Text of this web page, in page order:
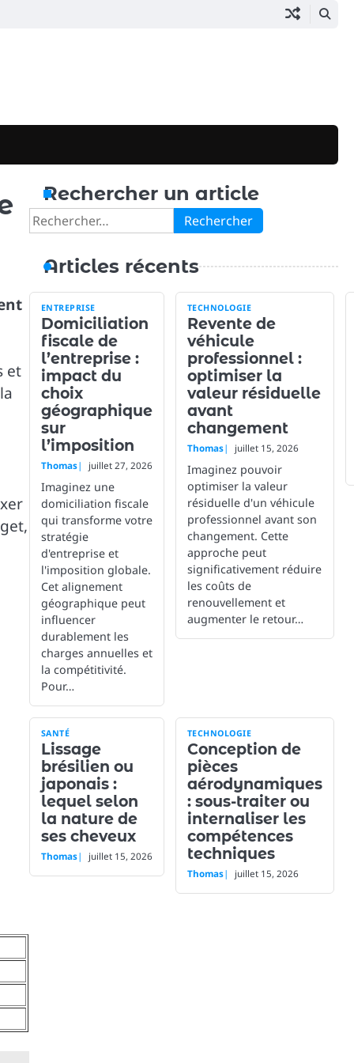
et
Rechercher un article
Rechercher :
Articles récents
ENTREPRISE
Domiciliation
fiscale de
l’entreprise :
impact du
choix
géographique
sur
l’imposition
Thomas juillet 27, 2026
Imaginez une
domiciliation fiscale
qui transforme votre
stratégie
d'entreprise et
l'imposition globale.
Cet alignement
géographique peut
influencer
durablement les
charges annuelles et
la compétitivité.
Pour…
TECHNOLOGIE
Revente de
véhicule
professionnel :
optimiser la
valeur résiduelle
avant
changement
Thomas juillet 15, 2026
Imaginez pouvoir
optimiser la valeur
résiduelle d'un véhicule
professionnel avant son
changement. Cette
approche peut
significativement réduire
les coûts de
renouvellement et
augmenter le retour…
SANTÉ
Lissage
brésilien ou
japonais :
lequel selon
la nature de
ses cheveux
Thomas juillet 15, 2026
TECHNOLOGIE
Conception de
pièces
aérodynamiques
: sous-traiter ou
internaliser les
compétences
techniques
Thomas juillet 15, 2026